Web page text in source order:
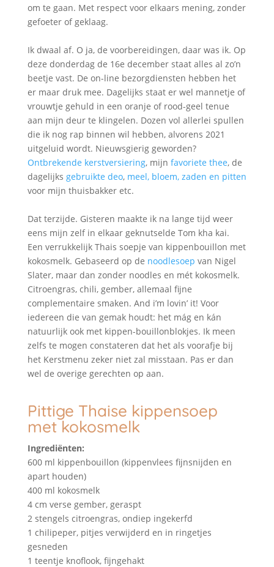
om te gaan. Met respect voor elkaars mening, zonder
gefoeter of geklaag.
Ik dwaal af. O ja, de voorbereidingen, daar was ik. Op
deze donderdag de 16e december staat alles al zo’n
beetje vast. De on-line bezorgdiensten hebben het
er maar druk mee. Dagelijks staat er wel mannetje of
vrouwtje gehuld in een oranje of rood-geel tenue
aan mijn deur te klingelen. Dozen vol allerlei spullen
die ik nog rap binnen wil hebben, alvorens 2021
uitgeluid wordt. Nieuwsgierig geworden?
Ontbrekende kerstversiering, mijn favoriete thee, de
dagelijks gebruikte deo, meel, bloem, zaden en pitten
voor mijn thuisbakker etc.
Dat terzijde. Gisteren maakte ik na lange tijd weer
eens mijn zelf in elkaar geknutselde Tom kha kai.
Een verrukkelijk Thais soepje van kippenbouillon met
kokosmelk. Gebaseerd op de noodlesoep van Nigel
Slater, maar dan zonder noodles en mét kokosmelk.
Citroengras, chili, gember, allemaal fijne
complementaire smaken. And i’m lovin’ it! Voor
iedereen die van gemak houdt: het mág en kán
natuurlijk ook met kippen-bouillonblokjes. Ik meen
zelfs te mogen constateren dat het als voorafje bij
het Kerstmenu zeker niet zal misstaan. Pas er dan
wel de overige gerechten op aan.
Pittige Thaise kippensoep
met kokosmelk
Ingrediënten:
600 ml kippenbouillon (kippenvlees fijnsnijden en
apart houden)
400 ml kokosmelk
4 cm verse gember, geraspt
2 stengels citroengras, ondiep ingekerfd
1 chilipeper, pitjes verwijderd en in ringetjes
gesneden
1 teentje knoflook, fijngehakt